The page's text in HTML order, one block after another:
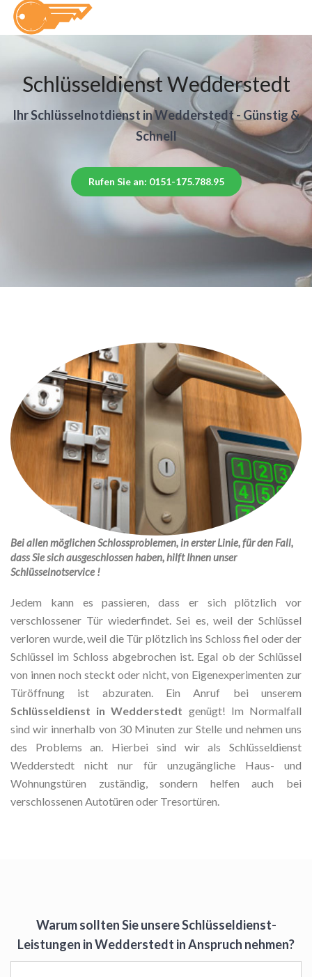
Schlüsseldienst Wedderstedt
Ihr Schlüsselnotdienst in Wedderstedt - Günstig &
Schnell
Rufen Sie an: 0151-175.788.95
Bei allen möglichen Schlossproblemen, in erster Linie, für den Fall,
dass Sie sich ausgeschlossen haben, hilft Ihnen unser
Schlüsselnotservice !
Jedem kann es passieren, dass er sich plötzlich vor
verschlossener Tür wiederfindet. Sei es, weil der Schlüssel
verloren wurde, weil die Tür plötzlich ins Schloss fiel oder der
Schlüssel im Schloss abgebrochen ist. Egal ob der Schlüssel
von innen noch steckt oder nicht, von Eigenexperimenten zur
Türöffnung ist abzuraten. Ein Anruf bei unserem
Schlüsseldienst in Wedderstedt genügt! Im Normalfall
sind wir innerhalb von 30 Minuten zur Stelle und nehmen uns
des Problems an. Hierbei sind wir als Schlüsseldienst
Wedderstedt nicht nur für unzugängliche Haus- und
Wohnungstüren zuständig, sondern helfen auch bei
verschlossenen Autotüren oder Tresortüren.
Warum sollten Sie unsere Schlüsseldienst-
Leistungen in Wedderstedt in Anspruch nehmen?